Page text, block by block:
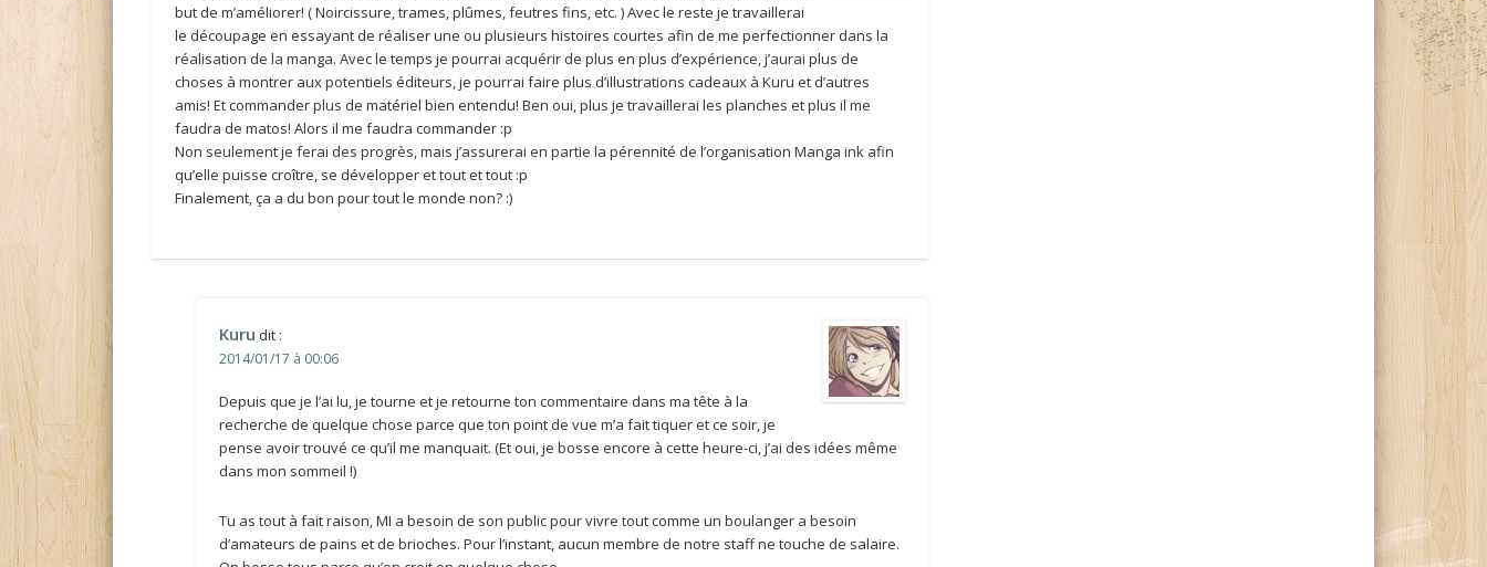
but de m’améliorer! ( Noircissure, trames, plûmes, feutres fins, etc. ) Avec le reste je travaillerai
le découpage en essayant de réaliser une ou plusieurs histoires courtes afin de me perfectionner dans la
réalisation de la manga. Avec le temps je pourrai acquérir de plus en plus d’expérience, j’aurai plus de
choses à montrer aux potentiels éditeurs, je pourrai faire plus d’illustrations cadeaux à Kuru et d’autres
amis! Et commander plus de matériel bien entendu! Ben oui, plus je travaillerai les planches et plus il me
faudra de matos! Alors il me faudra commander :p
Non seulement je ferai des progrès, mais j’assurerai en partie la pérennité de l’organisation Manga ink afin
qu’elle puisse croître, se développer et tout et tout :p
Finalement, ça a du bon pour tout le monde non? :)
Kuru dit :
2014/01/17 à 00:06
Depuis que je l’ai lu, je tourne et je retourne ton commentaire dans ma tête à la
recherche de quelque chose parce que ton point de vue m’a fait tiquer et ce soir, je
pense avoir trouvé ce qu’il me manquait. (Et oui, je bosse encore à cette heure-ci, j’ai des idées même
dans mon sommeil !)
Tu as tout à fait raison, MI a besoin de son public pour vivre tout comme un boulanger a besoin
d’amateurs de pains et de brioches. Pour l’instant, aucun membre de notre staff ne touche de salaire.